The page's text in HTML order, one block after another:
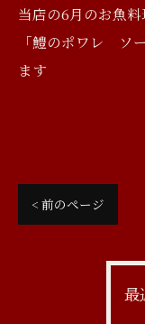
当店の6月のお魚料
「鱧のポワレ ソ
ます
< 前のページ
最